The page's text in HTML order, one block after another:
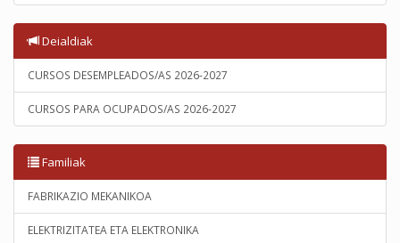
Deialdiak
CURSOS DESEMPLEADOS/AS 2026-2027
CURSOS PARA OCUPADOS/AS 2026-2027
Familiak
FABRIKAZIO MEKANIKOA
ELEKTRIZITATEA ETA ELEKTRONIKA